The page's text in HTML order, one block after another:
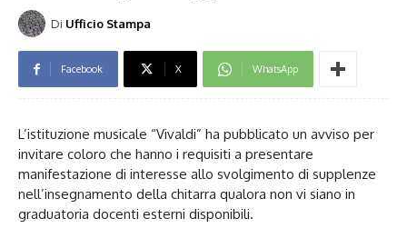
Di Ufficio Stampa
Facebook X WhatsApp
L’istituzione musicale “Vivaldi” ha pubblicato un avviso per
invitare coloro che hanno i requisiti a presentare
manifestazione di interesse allo svolgimento di supplenze
nell’insegnamento della chitarra qualora non vi siano in
graduatoria docenti esterni disponibili.